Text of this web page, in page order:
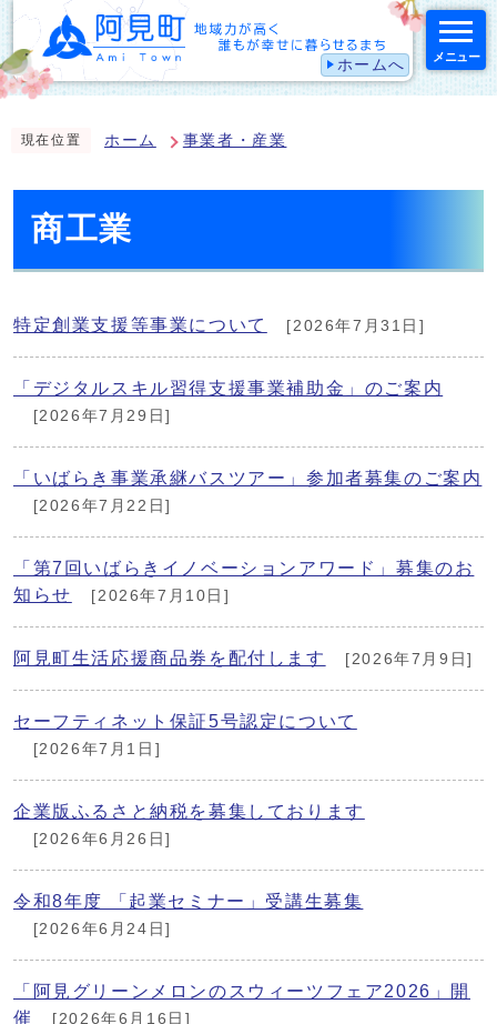
ホームへ メニュー
現在位置 ホーム 事業者・産業
商工業
特定創業支援等事業について [2026年7月31日]
「デジタルスキル習得支援事業補助金」のご案内
[2026年7月29日]
「いばらき事業承継バスツアー」参加者募集のご案内
[2026年7月22日]
「第7回いばらきイノベーションアワード」募集のお
知らせ
[2026年7月10日]
阿見町生活応援商品券を配付します [2026年7月9日]
セーフティネット保証5号認定について
[2026年7月1日]
企業版ふるさと納税を募集しております
[2026年6月26日]
令和8年度 「起業セミナー」受講生募集
[2026年6月24日]
「阿見グリーンメロンのスウィーツフェア2026」開
催
[2026年6月16日]